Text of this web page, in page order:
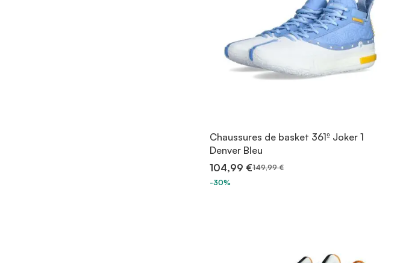
Chaussures de basket 361º Joker 1
Denver Bleu
104,99 €149,99 €
-30%